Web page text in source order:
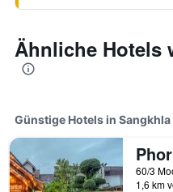
Ähnliche Hotels
Günstige Hotels in Sangkhla
1,6 km